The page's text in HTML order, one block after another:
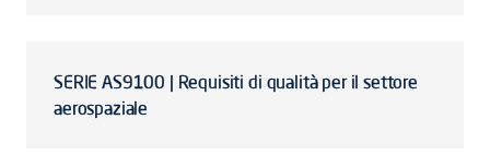
SERIE AS9100 | Requisiti di qualità per il settore
aerospaziale